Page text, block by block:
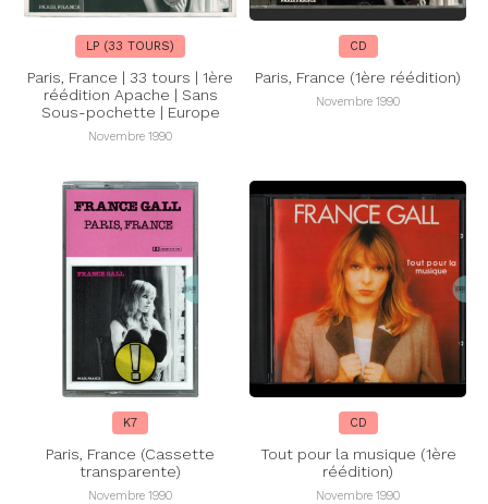
LP (33 TOURS)
Paris, France | 33 tours | 1ère
réédition Apache | Sans
Sous-pochette | Europe
Novembre 1990
CD
Paris, France (1ère réédition)
Novembre 1990
K7
Paris, France (Cassette
transparente)
Novembre 1990
CD
Tout pour la musique (1ère
réédition)
Novembre 1990